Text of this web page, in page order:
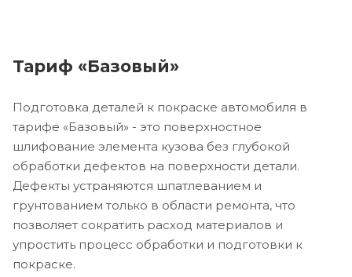
Тариф «Базовый»
Подготовка деталей к покраске автомобиля в
тарифе «Базовый» - это поверхностное
шлифование элемента кузова без глубокой
обработки дефектов на поверхности детали.
Дефекты устраняются шпатлеванием и
грунтованием только в области ремонта, что
позволяет сократить расход материалов и
упростить процесс обработки и подготовки к
покраске.